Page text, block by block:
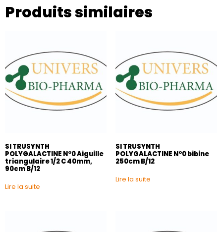
Produits similaires
SI TRUSYNTH
POLYGALACTINE N°0 Aiguille
triangulaire 1/2 C 40mm,
90cm B/12
Lire la suite
SI TRUSYNTH
POLYGALACTINE N°0 bibine
250cm B/12
Lire la suite